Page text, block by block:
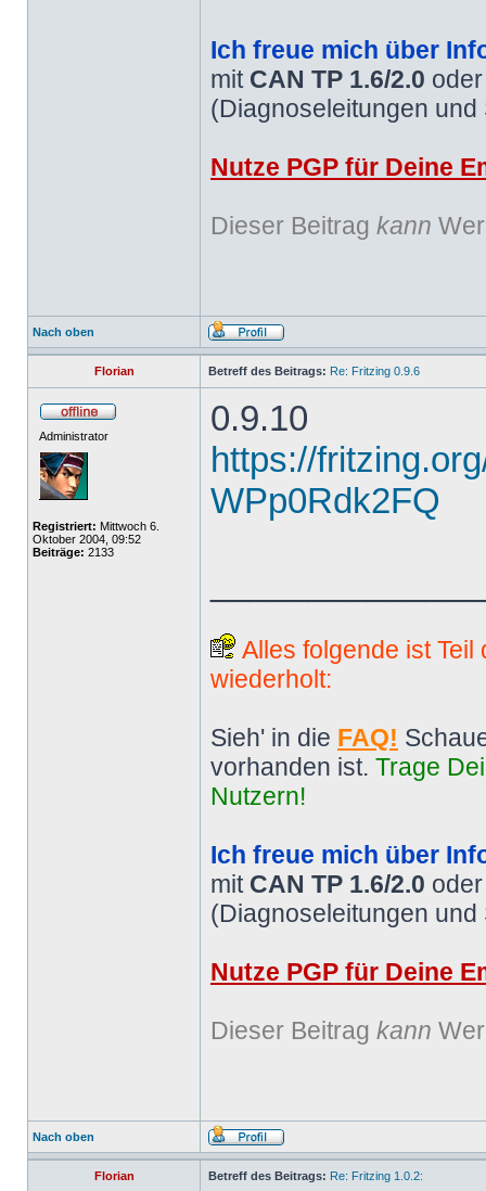
Ich freue mich über
mit CAN TP 1.6/2.0
(Diagnoseleitungen
Nutze PGP für Deine
Dieser Beitrag kann
Nach oben
Florian Betreff des Beitrags: Re: Fritzing 0.9.6
Administrator
Registriert: Mittwoch 6.
Oktober 2004, 09:52
Beiträge: 2133
0.9.10
https://
WPp0Rdk2FQ
Alles folgende ist
wiederholt:
Sieh' in die FAQ!
vorhanden ist. Trage
Nutzern!
Ich freue mich über
mit CAN TP 1.6/2.0
(Diagnoseleitungen
Nutze PGP für Deine
Dieser Beitrag kann
Nach oben
Florian Betreff des Beitrags: Re: Fritzing 1.0.2: